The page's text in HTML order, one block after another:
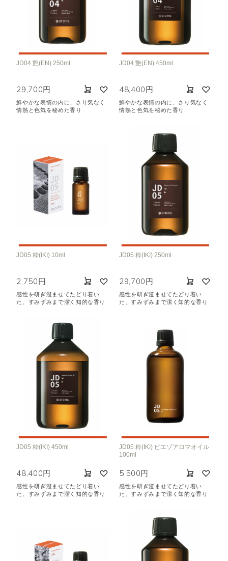
JD04 艶(EN) 250ml
29,700円
鮮やかな表情の内に、さり気なく
情熱と色気を秘めた香り
JD04 艶(EN) 450ml
48,400円
鮮やかな表情の内に、さり気なく
情熱と色気を秘めた香り
JD05 粋(IKI) 10ml
2,750円
感性を研ぎ澄ませてたどり着い
た、すみずみまで潔く知的な香り
JD05 粋(IKI) 250ml
29,700円
感性を研ぎ澄ませてたどり着い
た、すみずみまで潔く知的な香り
JD05 粋(IKI) 450ml
48,400円
感性を研ぎ澄ませてたどり着い
た、すみずみまで潔く知的な香り
JD05 粋(IKI) ピエゾアロマオイル
100ml
5,500円
感性を研ぎ澄ませてたどり着い
た、すみずみまで潔く知的な香り